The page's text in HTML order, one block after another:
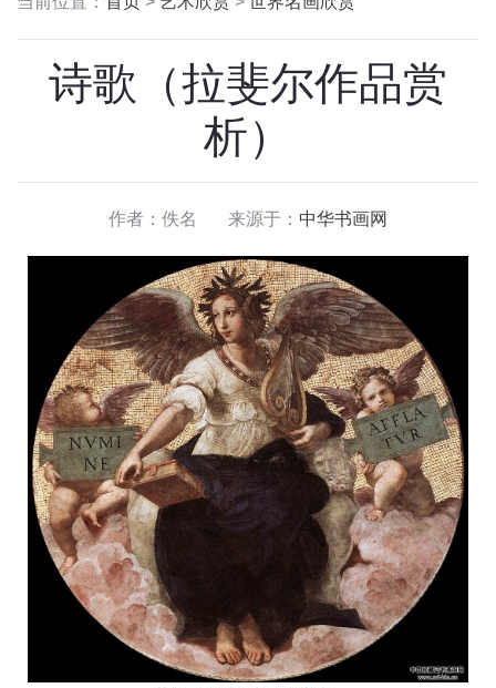
诗歌（拉斐尔作品赏
析）
作者：佚名 来源于： 中华书画网